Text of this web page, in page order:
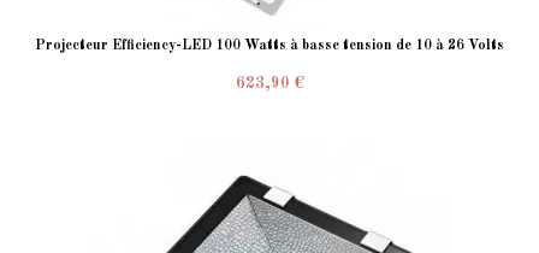
Projecteur Efficiency-LED 100 Watts à basse tension de 10 à 26 Volts
623,90 €